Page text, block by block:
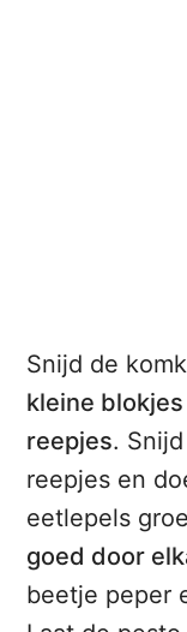
Snijd de
kleine blokjes
reepjes.
reepjes en
eetlepels
goed door
beetje peper